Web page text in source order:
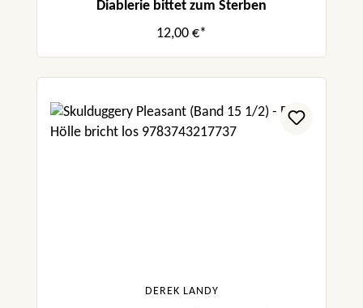
Diablerie bittet zum Sterben
12,00 €*
DEREK LANDY